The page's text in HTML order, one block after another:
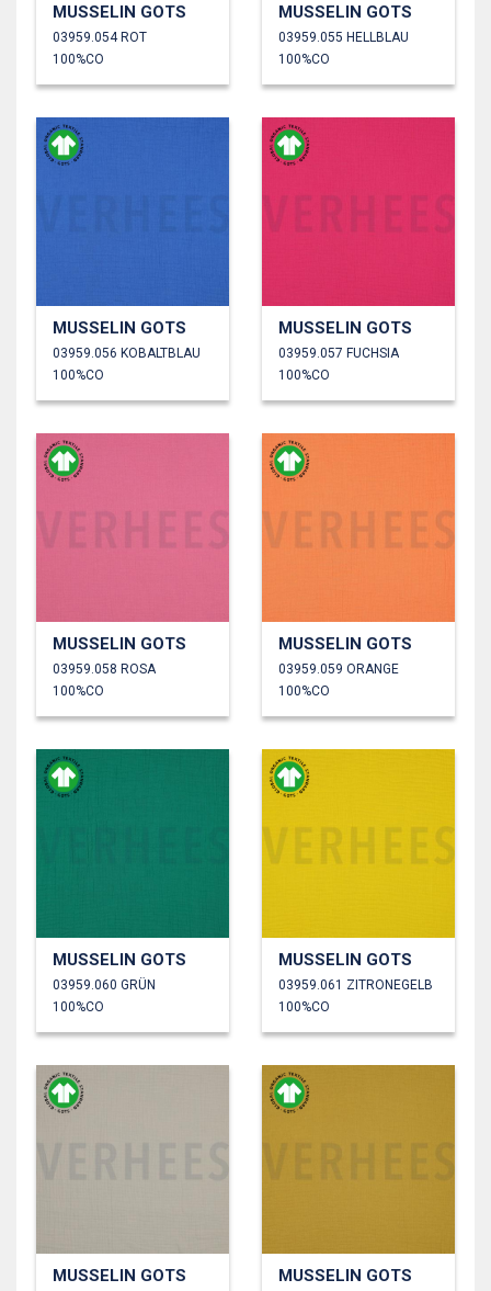
MUSSELIN GOTS
03959.054 ROT
100%CO
MUSSELIN GOTS
03959.055 HELLBLAU
100%CO
MUSSELIN GOTS
03959.056 KOBALTBLAU
100%CO
MUSSELIN GOTS
03959.057 FUCHSIA
100%CO
MUSSELIN GOTS
03959.058 ROSA
100%CO
MUSSELIN GOTS
03959.059 ORANGE
100%CO
MUSSELIN GOTS
03959.060 GRÜN
100%CO
MUSSELIN GOTS
03959.061 ZITRONEGELB
100%CO
MUSSELIN GOTS MUSSELIN GOTS